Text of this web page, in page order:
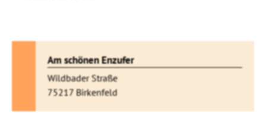
Am schönen Enzufer
Wildbader Straße
75217 Birkenfeld